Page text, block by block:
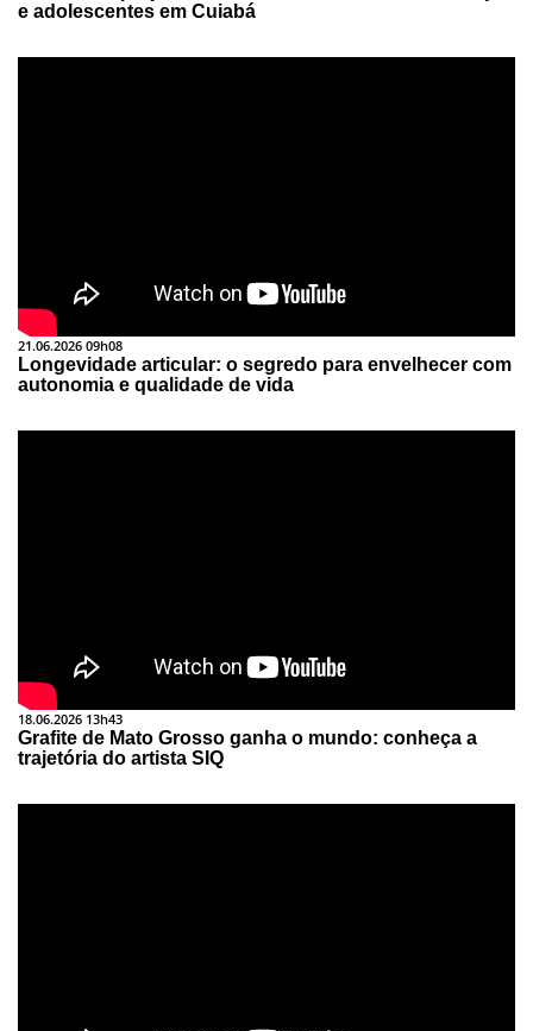
e adolescentes em Cuiabá
21.06.2026 09h08
Longevidade articular: o segredo para envelhecer com
autonomia e qualidade de vida
18.06.2026 13h43
Grafite de Mato Grosso ganha o mundo: conheça a
trajetória do artista SIQ